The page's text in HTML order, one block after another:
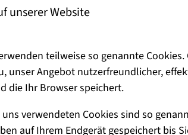
unserer Website
teilweise so genannte
unser Angebot nutzerfreundlicher,
die Ihr Browser speichert.
verwendeten Cookies sind so
auf Ihrem Endgerät gespeichert bis